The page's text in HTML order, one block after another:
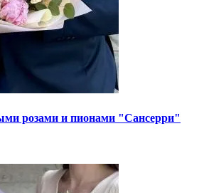
розами и пионами "Сансерри"